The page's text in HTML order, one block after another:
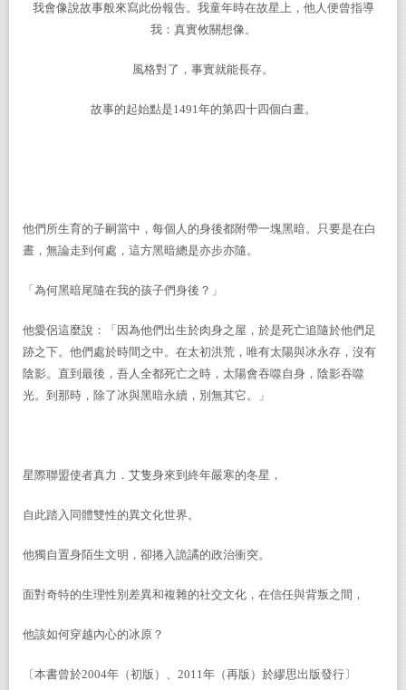
我會像說故事般來寫此份報告。我童年時在故星上，他人便曾指導
我：真實攸關想像。
風格對了，事實就能長存。
故事的起始點是1491年的第四十四個白晝。
他們所生育的子嗣當中，每個人的身後都附帶一塊黑暗。只要是在白
晝，無論走到何處，這方黑暗總是亦步亦隨。
「為何黑暗尾隨在我的孩子們身後？」
他愛侶這麼說：「因為他們出生於肉身之屋，於是死亡追隨於他們足
跡之下。他們處於時間之中。在太初洪荒，唯有太陽與冰永存，沒有
陰影。直到最後，吾人全都死亡之時，太陽會吞噬自身，陰影吞噬
光。到那時，除了冰與黑暗永續，別無其它。」
星際聯盟使者真力．艾隻身來到終年嚴寒的冬星，
自此踏入同體雙性的異文化世界。
他獨自置身陌生文明，卻捲入詭譎的政治衝突。
面對奇特的生理性別差異和複雜的社交文化，在信任與背叛之間，
他該如何穿越內心的冰原？
〔本書曾於2004年（初版）、 2011年（再版）於繆思出版發行〕